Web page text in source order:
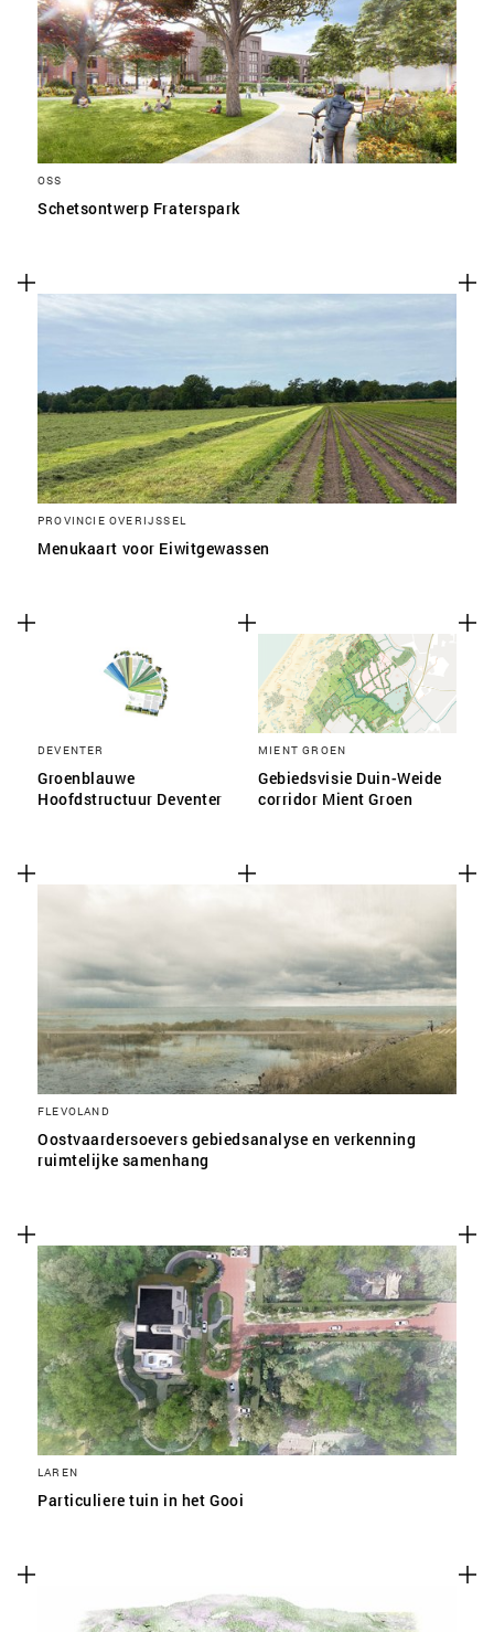
OSS
Schetsontwerp Fraterspark
PROVINCIE OVERIJSSEL
Menukaart voor Eiwitgewassen
DEVENTER
Groenblauwe
Hoofdstructuur Deventer
MIENT GROEN
Gebiedsvisie Duin-Weide
corridor Mient Groen
FLEVOLAND
Oostvaardersoevers gebiedsanalyse en verkenning
ruimtelijke samenhang
LAREN
Particuliere tuin in het Gooi
SLA VOORKEUREN OP